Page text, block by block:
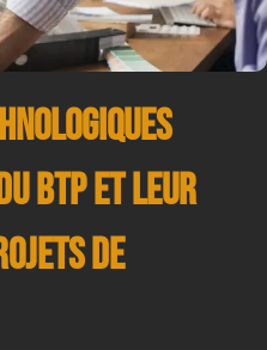
BTP et leur
de